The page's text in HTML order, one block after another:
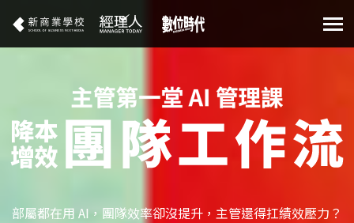
部屬都在用 AI，團隊效率卻沒提升，主管還得扛績效壓力？